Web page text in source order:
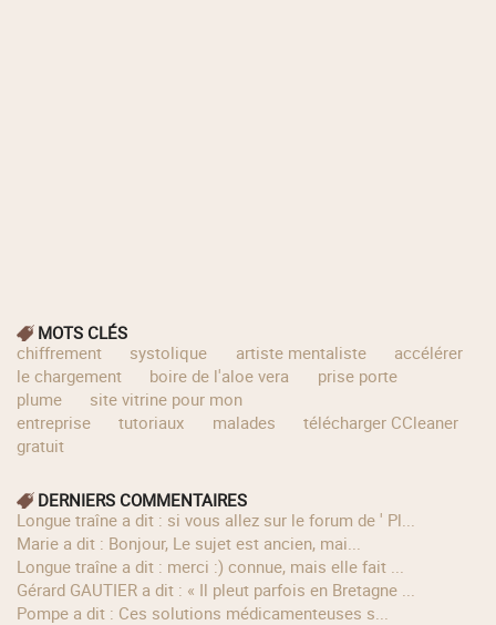
MOTS CLÉS
chiffrement
systolique artiste mentaliste
accélérer
le chargement
boire de l'aloe vera
prise porte
plume
site vitrine pour mon
entreprise
tutoriaux malades
télécharger CCleaner
gratuit
DERNIERS COMMENTAIRES
longue traîne a dit : si vous allez sur le forum de ' Pl...
Marie a dit : Bonjour, Le sujet est ancien, mai...
longue traîne a dit : merci :) connue, mais elle fait ...
Gérard GAUTIER a dit : « Il pleut parfois en Bretagne ...
Pompe a dit : Ces solutions médicamenteuses s...